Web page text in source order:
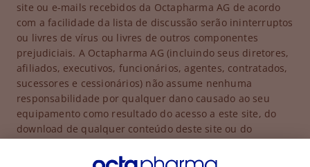
site ou e-mails recebidos da Octapharma AG de acordo
com a facilidade da lista de discussão serão ininterruptos
ou livres de vírus ou livres de outros componentes
prejudiciais. A Octapharma AG (incluindo seus diretores,
afiliados, executivos, funcionários, agentes, contratados,
sucessores e cessionários) não assume nenhuma
responsabilidade por qualquer dano causado ao seu
equipamento como resultado do acesso a este site, do
download de qualquer conteúdo deste site ou do
com o recurso de lista de discussão.